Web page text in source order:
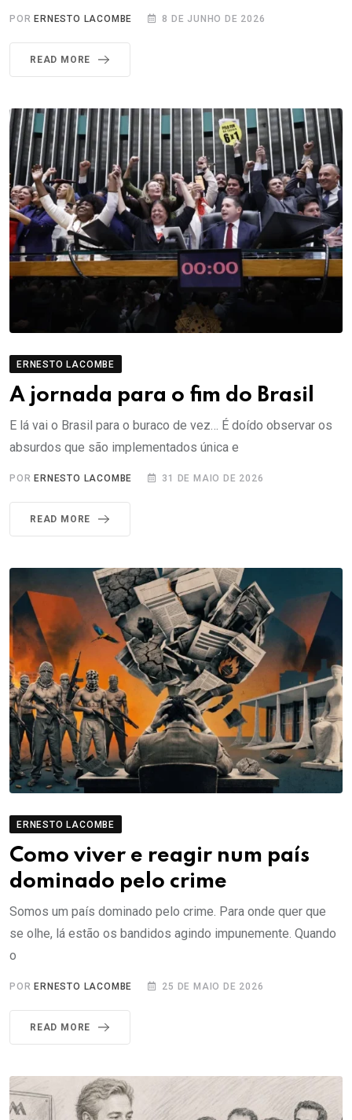
POR ERNESTO LACOMBE 8 DE JUNHO DE 2026
READ MORE
ERNESTO LACOMBE
A jornada para o fim do Brasil
E lá vai o Brasil para o buraco de vez… É doído observar os
absurdos que são implementados única e
POR ERNESTO LACOMBE 31 DE MAIO DE 2026
READ MORE
ERNESTO LACOMBE
Como viver e reagir num país
dominado pelo crime
Somos um país dominado pelo crime. Para onde quer que
se olhe, lá estão os bandidos agindo impunemente. Quando
o
PORERNESTO LACOMBE 25 DE MAIO DE 2026
READ MORE